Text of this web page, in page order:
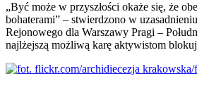
„Być może w przyszłości okaże się, że
bohaterami” – stwierdzono w
Rejonowego dla Warszawy Pragi –
najlżejszą możliwą karę aktywistom